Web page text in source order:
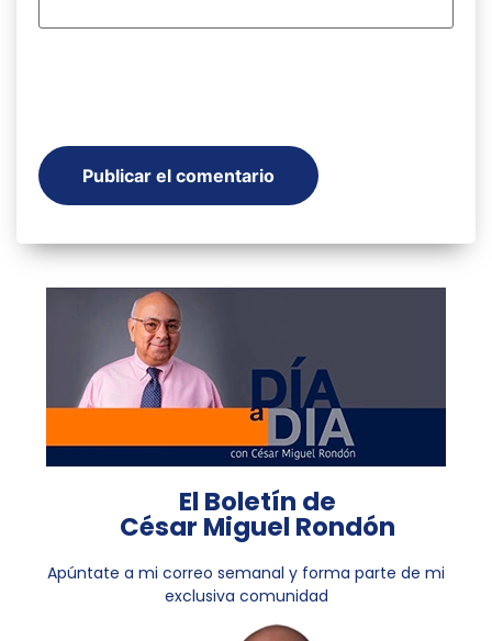
El Boletín de
César Miguel Rondón
Apúntate a mi correo semanal y forma parte de mi
exclusiva comunidad